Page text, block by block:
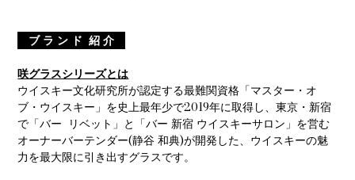
ブ ラ ン ド 紹 介
咲グラスシリーズとは
ウイスキー文化研究所が認定する最難関資格「マスター・オ
ブ・ウイスキー」を史上最年少で2019年に取得し、東京・新宿
で「バー リベット」と「バー 新宿 ウイスキーサロン」を営む
オーナーバーテンダー(静谷 和典)が開発した、ウイスキーの魅
力を最大限に引き出すグラスです。